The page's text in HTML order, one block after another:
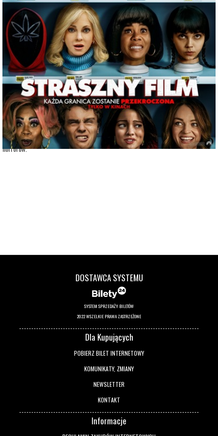
adres:
Aleja 3 Maja 6
data i godzina:
09.06.2026, g. 18:10
Info
Opis wydarzenia:
Seria filmów Straszny Film (Scary Movie) została stworzona przez Marlona Wayansa,
Shawna Wayansa i Keenena Ivory’ego Wayansa.
Twórcy nowego filmu mają nadzieję, że ponownie rozbawią widzów w 2026 roku.
Komedie z serii Straszny Film na początku lat 90-tych zarobiły na całym świecie
ponad 896 milionów dolarów. Film z 2000 roku, był jednym z najlepiej zarabiających
horrorów.
DOSTAWCA SYSTEMU
SYSTEM SPRZEDAŻY BILETÓW
2022 WSZELKIE PRAWA ZASTRZEŻONE
Dla Kupujących
POBIERZ BILET INTERNETOWY
KOMUNIKATY, ZMIANY
NEWSLETTER
KONTAKT
Informacje